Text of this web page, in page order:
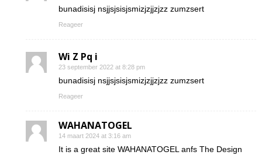
bunadisisj nsjjsjsisjsmizjzjjzjzz zumzsert
Reageer
Wi Z Pq i
23 september 2022 at 8:28 pm
bunadisisj nsjjsjsisjsmizjzjjzjzz zumzsert
Reageer
WAHANATOGEL
14 maart 2024 at 3:16 am
It is a great site WAHANATOGEL anfs The Design